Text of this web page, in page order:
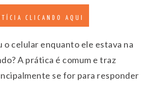
CLICANDO AQUI
o celular enquanto ele estava na
A prática é comum e traz
se for para responder